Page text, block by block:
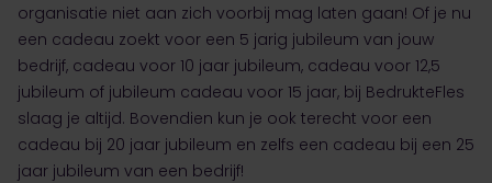
organisatie niet aan zich voorbij mag laten gaan! Of je nu
een cadeau zoekt voor een 5 jarig jubileum van jouw
bedrijf, cadeau voor 10 jaar jubileum, cadeau voor 12,5
jubileum of jubileum cadeau voor 15 jaar, bij BedrukteFles
slaag je altijd. Bovendien kun je ook terecht voor een
cadeau bij 20 jaar jubileum en zelfs een cadeau bij een 25
jaar jubileum van een bedrijf!